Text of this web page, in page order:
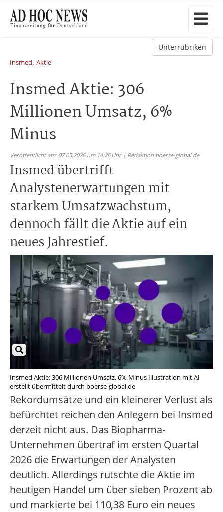
Unterrubriken
Insmed, Aktie
Insmed Aktie: 306
Millionen Umsatz, 6%
Minus
Veröffentlicht am: 07.05.2026 um 14:26 Uhr | Redaktion boerse-global.de
Insmed übertrifft
Analystenerwartungen mit
starkem Umsatzwachstum,
dennoch fällt die Aktie auf ein
neues Jahrestief.
Insmed Aktie: 306 Millionen Umsatz, 6% Minus Illustration mit AI
erstellt übermittelt durch boerse-global.de
Rekordumsätze und ein kleinerer Verlust als
befürchtet reichen den Anlegern bei Insmed
derzeit nicht aus. Das Biopharma-
Unternehmen übertraf im ersten Quartal
2026 die Erwartungen der Analysten
deutlich. Allerdings rutschte die Aktie im
heutigen Handel um über sieben Prozent ab
und markierte bei 110,38 Euro ein neues